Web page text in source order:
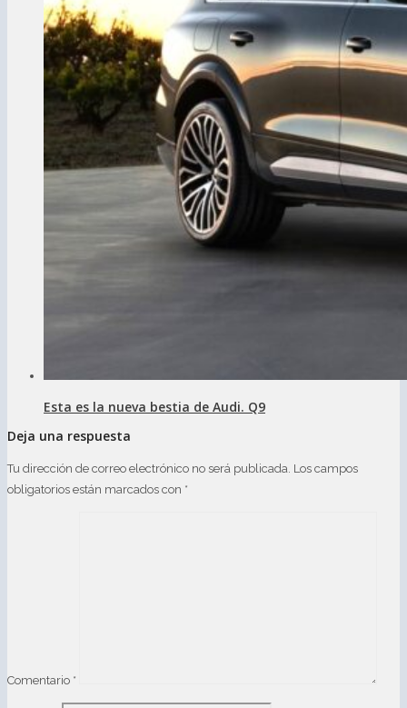
Esta es la nueva bestia de Audi. Q9
Deja una respuesta
Tu dirección de correo electrónico no será publicada. Los campos
obligatorios están marcados con *
Comentario *